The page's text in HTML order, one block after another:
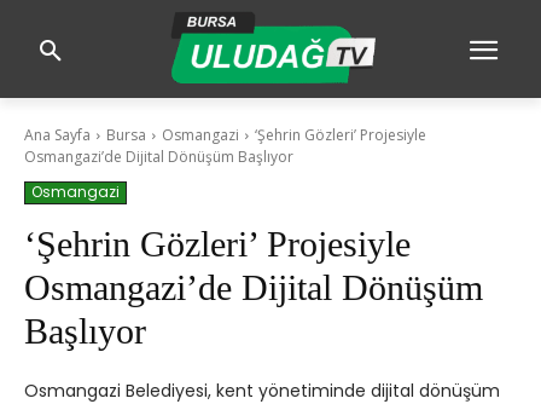
Ana Sayfa Bursa Osmangazi
‘Şehrin Gözleri’ Projesiyle
Osmangazi’de Dijital Dönüşüm Başlıyor
Osmangazi
‘Şehrin Gözleri’ Projesiyle
Osmangazi’de Dijital Dönüşüm
Başlıyor
Osmangazi Belediyesi, kent yönetiminde dijital dönüşüm